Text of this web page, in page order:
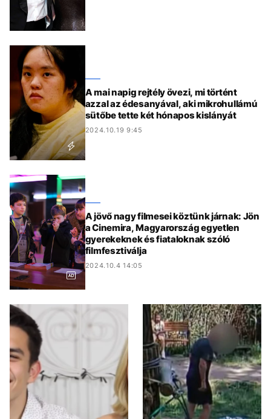
A mai napig rejtély övezi, mi történt
azzal az édesanyával, aki mikrohullámú
sütőbe tette két hónapos kislányát
2024.10.19 9:45
A jövő nagy filmesei köztünk járnak: Jön
a Cinemira, Magyarország egyetlen
gyerekeknek és fiataloknak szóló
filmfesztiválja
2024.10.4 14:05